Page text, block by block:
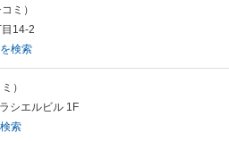
ミ）
14-2
検索
）
シエルビル 1F
索